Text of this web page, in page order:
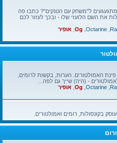
ל"משחק עם הטנקים"? כתבו פה
את השם הלועזי שלו - ובכך לעזור לכם
Octarine
Og אופיר
האמולטורים. הערות, בקשות לרומים,
- (היה) שייך גם לפה...
Octarine
Og אופיר